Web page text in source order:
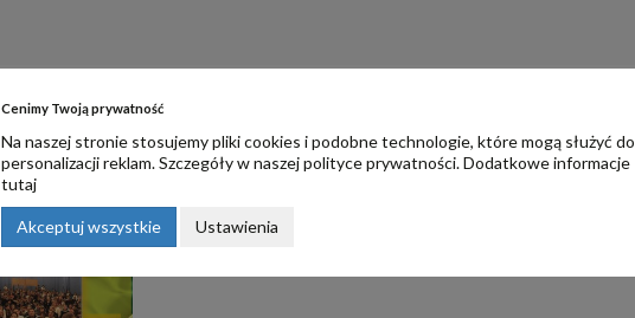
Cenimy Twoją prywatność
Na naszej stronie stosujemy pliki cookies i podobne technologie, które mogą służyć do
personalizacji reklam. Szczegóły w naszejpolityce prywatności. Dodatkowe informacje
tutaj
Akceptuj wszystkie Ustawienia